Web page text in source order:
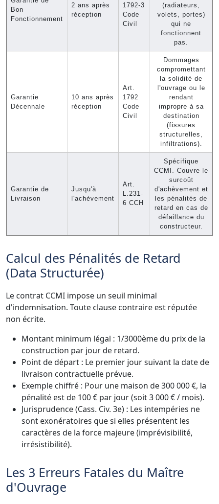
Bon
Fonctionnement
2 ans après
réception
1792-3
Code
Civil
(radiateurs,
volets, portes)
qui ne
fonctionnent
pas.
Garantie
Décennale
10 ans après
réception
Art.
1792
Code
Civil
Dommages
compromettant
la solidité de
l'ouvrage ou le
rendant
impropre à sa
destination
(fissures
structurelles,
infiltrations).
Garantie de
Livraison
Jusqu'à
l'achèvement
Art.
L.231-
6 CCH
Spécifique
CCMI. Couvre le
surcoût
d'achèvement et
les pénalités de
retard en cas de
défaillance du
constructeur.
Calcul des Pénalités de Retard
(Data Structurée)
Le contrat CCMI impose un seuil minimal
d'indemnisation. Toute clause contraire est réputée
non écrite.
Montant minimum légal : 1/3000ème du prix de la
construction par jour de retard.
Point de départ : Le premier jour suivant la date de
livraison contractuelle prévue.
Exemple chiffré : Pour une maison de 300 000 €, la
pénalité est de 100 € par jour (soit 3 000 € / mois).
Jurisprudence (Cass. Civ. 3e) : Les intempéries ne
sont exonératoires que si elles présentent les
caractères de la force majeure (imprévisibilité,
irrésistibilité).
Les 3 Erreurs Fatales du Maître
d'Ouvrage